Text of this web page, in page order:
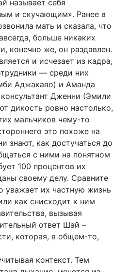
называет себя
и скучающим». Ранее в
мать и сказала, что
больше никаких
конечно же, он раздавлен.
и исчезает из кадра,
— среди них
Аджакаво) и Аманда
Дженни (Эмили
дикость ровно настолько,
мальчиков чему-то
это похоже на
знают, как достучаться до
с ними на понятном
100 процентов их
своему делу. Сравните
уважает их частную жизнь
как снисходит к ним
вызывая
ответ Шай –
которая, в общем-то,
контекст. Тем